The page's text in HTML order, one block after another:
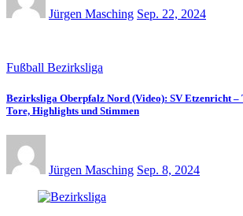
Jürgen Masching Sep. 22, 2024
Fußball Bezirksliga
Bezirksliga Oberpfalz Nord (Video): SV Etzenricht –
Tore, Highlights und Stimmen
Jürgen Masching Sep. 8, 2024